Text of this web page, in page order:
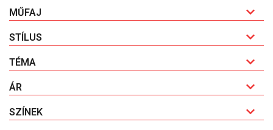
MŰFAJ
STÍLUS
TÉMA
ÁR
SZÍNEK